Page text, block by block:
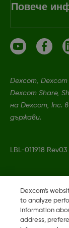
Повече
Dexcom, Dexcom
Dexcom Share,
на Dexcom, Inc.
държави.
LBL-011918 Rev03
Dexcom's
to analyze
information
address,